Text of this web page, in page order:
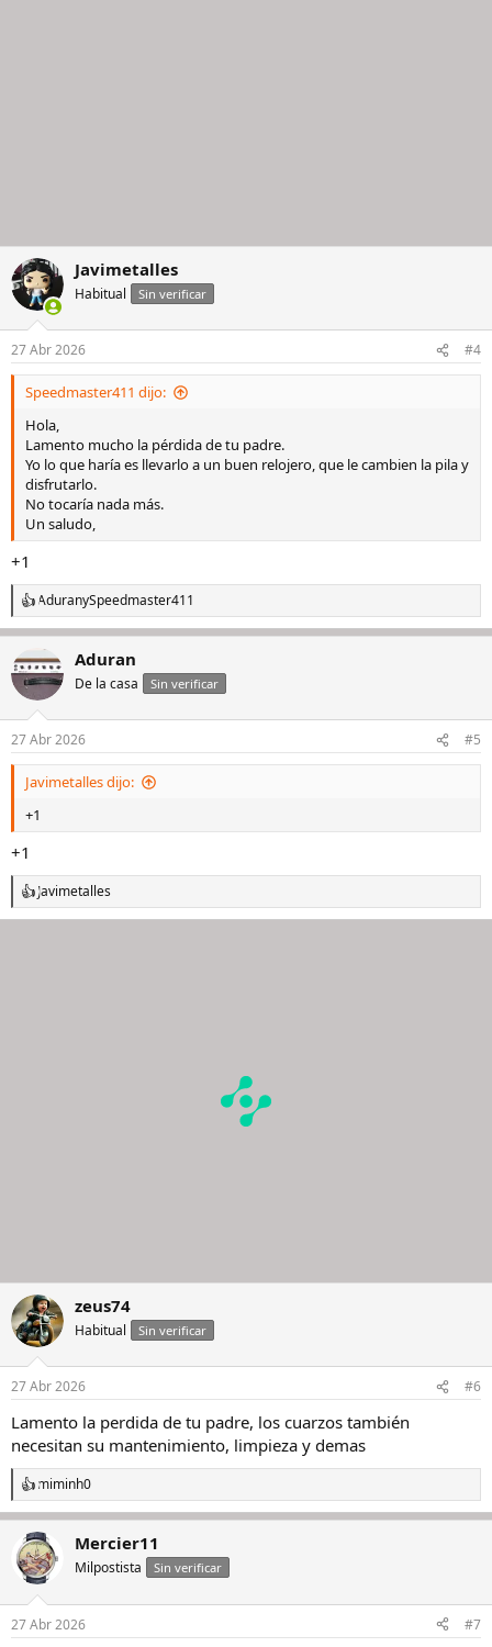
Javimetalles
Habitual Sin verificar
27 Abr 2026 #4
Speedmaster411 dijo:
Hola,
Lamento mucho la pérdida de tu padre.
Yo lo que haría es llevarlo a un buen relojero, que le cambien la pila y
disfrutarlo.
No tocaría nada más.
Un saludo,
+1
R
e
a
c
c
i
e
s
AduranySpeedmaster411
Aduran
De la casa Sin verificar
27 Abr 2026 #5
Javimetalles dijo:
+1
+1
R
e
Javimetalles
zeus74
Habitual Sin verificar
27 Abr 2026 #6
Lamento la perdida de tu padre, los cuarzos también
necesitan su mantenimiento, limpieza y demas
R
e
c
c
e
miminh0
Mercier11
Milpostista Sin verificar
27 Abr 2026 #7